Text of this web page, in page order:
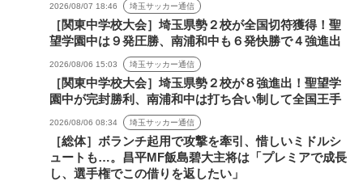
2026/08/07 18:46 埼玉サッカー通信
［関東中学校大会］埼玉県勢２校が全国切符獲得！聖
望学園中は９発圧勝、南浦和中も６発快勝で４強進出
2026/08/06 15:03 埼玉サッカー通信
［関東中学校大会］埼玉県勢２校が８強進出！聖望学
園中が完封勝利、南浦和中は打ち合い制して全国王手
2026/08/06 08:34 埼玉サッカー通信
［総体］ボランチ起用で攻撃を牽引、惜しいミドルシ
ュートも…。昌平MF飯島碧大主将は「プレミアで成長
し、選手権でこの借りを返したい」